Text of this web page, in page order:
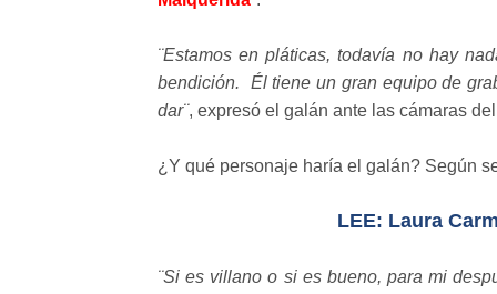
¨Estamos en pláticas, todavía no hay
bendición. Él tiene un gran equipo de
dar¨, expresó el galán ante las cámaras del
¿Y qué personaje haría el galán? Según
LEE: Laura
¨Si es villano o si es bueno, para mi